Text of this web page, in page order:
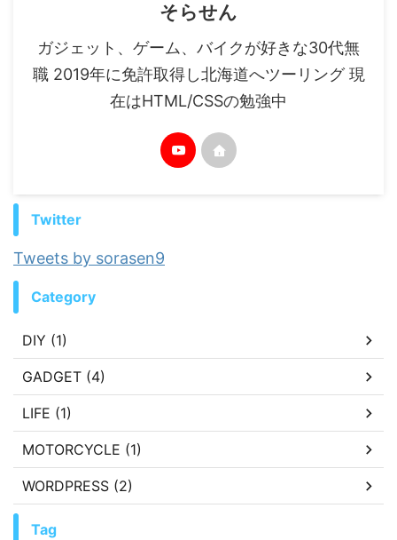
そらせん
ガジェット、ゲーム、バイクが好きな30代無
職 2019年に免許取得し北海道へツーリング 現
在はHTML/CSSの勉強中
Twitter
Tweets by sorasen9
Category
DIY (1)
GADGET (4)
LIFE (1)
MOTORCYCLE (1)
WORDPRESS (2)
Tag